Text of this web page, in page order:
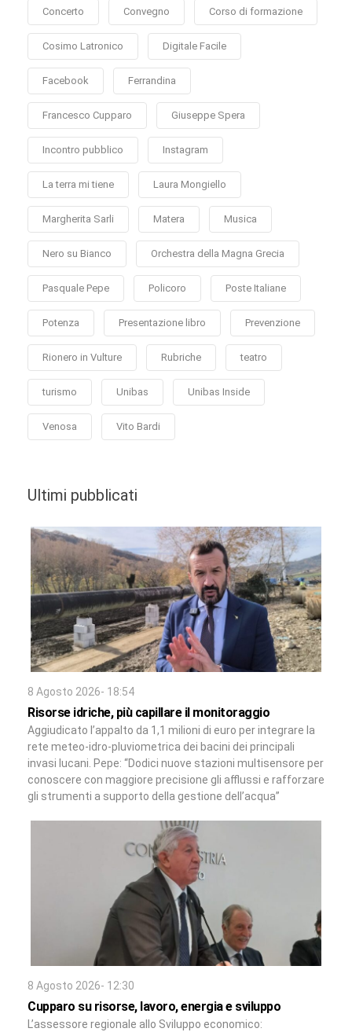
Concerto Convegno Corso di formazione
Cosimo Latronico Digitale Facile
Facebook Ferrandina
Francesco Cupparo Giuseppe Spera
Incontro pubblico Instagram
La terra mi tiene Laura Mongiello
Margherita Sarli Matera Musica
Nero su Bianco Orchestra della Magna Grecia
Pasquale Pepe Policoro Poste Italiane
Potenza Presentazione libro Prevenzione
Rionero in Vulture Rubriche teatro
turismo Unibas Unibas Inside
Venosa Vito Bardi
Ultimi pubblicati
8 Agosto 2026- 18:54
Risorse idriche, più capillare il monitoraggio
Aggiudicato l’appalto da 1,1 milioni di euro per integrare la
rete meteo-idro-pluviometrica dei bacini dei principali
invasi lucani. Pepe: “Dodici nuove stazioni multisensore per
conoscere con maggiore precisione gli afflussi e rafforzare
gli strumenti a supporto della gestione dell’acqua”
8 Agosto 2026- 12:30
Cupparo su risorse, lavoro, energia e sviluppo
L’assessore regionale allo Sviluppo economico: